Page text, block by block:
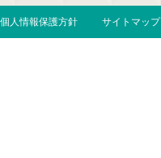
個人情報保護方針 サイトマップ